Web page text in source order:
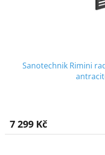
Sanotechnik Rimini
7 299 Kč